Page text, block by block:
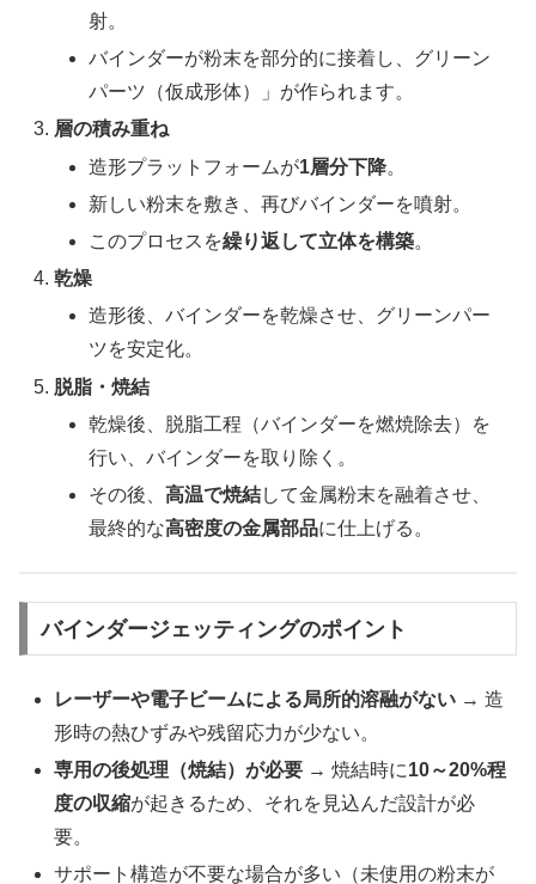
射。
バインダーが粉末を部分的に接着し、グリーン
パーツ（仮成形体）」が作られます。
層の積み重ね
造形プラットフォームが1層分下降。
新しい粉末を敷き、再びバインダーを噴射。
このプロセスを繰り返して立体を構築。
乾燥
造形後、バインダーを乾燥させ、グリーンパー
ツを安定化。
脱脂・焼結
乾燥後、脱脂工程（バインダーを燃焼除去）を
行い、バインダーを取り除く。
その後、高温で焼結して金属粉末を融着させ、
最終的な高密度の金属部品に仕上げる。
バインダージェッティングのポイント
レーザーや電子ビームによる局所的溶融がない → 造
形時の熱ひずみや残留応力が少ない。
専用の後処理（焼結）が必要 → 焼結時に10～20%程
度の収縮が起きるため、それを見込んだ設計が必
要。
サポート構造が不要な場合が多い（未使用の粉末が